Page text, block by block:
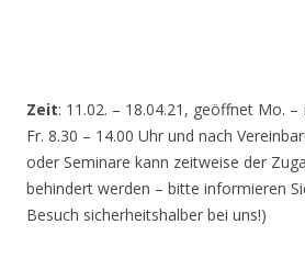
Zeit: 11.02. – 18.04.21, geöffnet Mo. –
Fr. 8.30 – 14.00 Uhr und nach
oder Seminare kann zeitweise der
behindert werden – bitte informieren
Besuch sicherheitshalber bei uns!)